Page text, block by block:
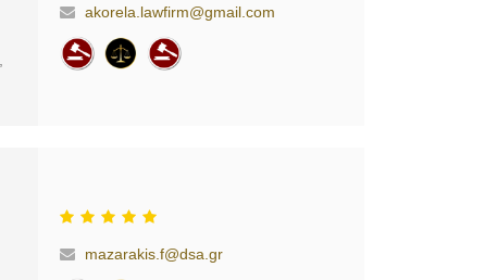
akorela.lawfirm@gmail.com
mazarakis.f@dsa.gr